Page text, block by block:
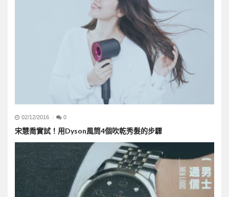
02/12/2016 0
宋慧喬實試！用Dyson風筒4個吹乾秀髮的步驟